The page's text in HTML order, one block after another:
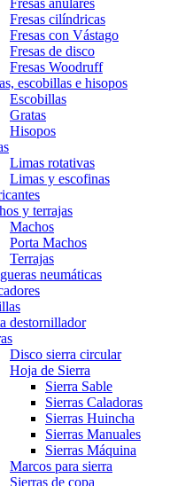
Fresas cilíndricas
Fresas con Vástago
Fresas de disco
Fresas Woodruff
escobillas e hisopos
Escobillas
Gratas
Hisopos
Limas rotativas
Limas y escofinas
y terrajas
Machos
Porta Machos
Terrajas
neumáticas
destornillador
Disco sierra circular
Hoja de Sierra
Sierra Sable
Sierras Caladoras
Sierras Huincha
Sierras Manuales
Sierras Máquina
Marcos para sierra
Sierras de copa